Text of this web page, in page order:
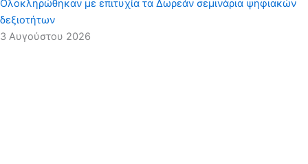
Ολοκληρώθηκαν με επιτυχία τα Δωρεάν σεμινάρια ψηφιακών
δεξιοτήτων
3 Αυγούστου 2026